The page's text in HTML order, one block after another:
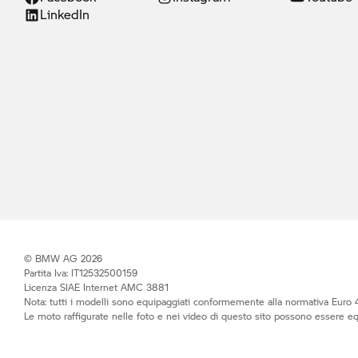
LinkedIn
© BMW AG 2026
Partita Iva: IT12532500159
Licenza SIAE Internet AMC 3881
Nota: tutti i modelli sono equipaggiati conformemente alla normativa Euro
Le moto raffigurate nelle foto e nei video di questo sito possono essere